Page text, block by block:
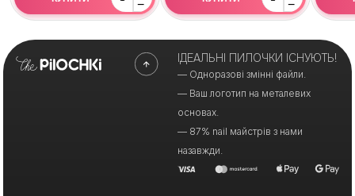
−
−
ІДЕАЛЬНІ ПИЛОЧКИ ІСНУЮТЬ!
— Одноразові змінні файли.
— Ваш логотип на металевих
основах.
— 87% nail майстрів з нами
назавжди.